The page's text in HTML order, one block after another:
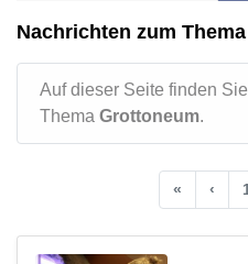
Nachrichten zum
Auf dieser Seite finden
Thema Grottoneum.
« ‹